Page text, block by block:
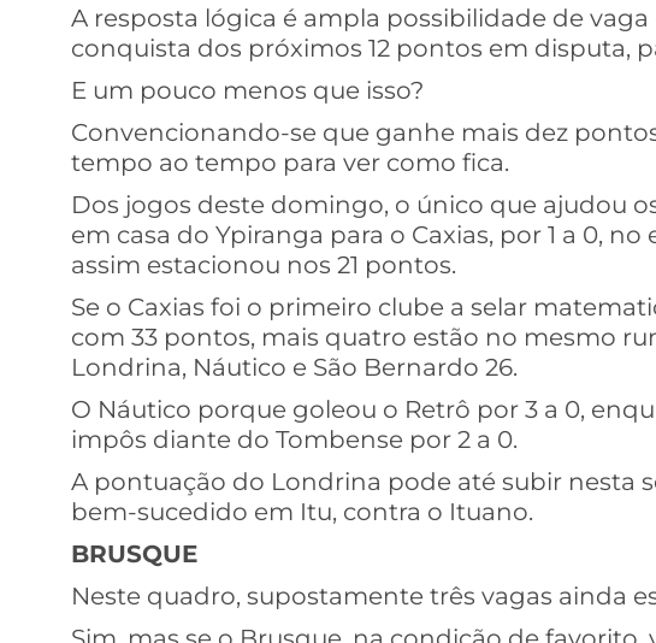
A resposta lógica é ampla possibilidade de vaga
conquista dos próximos 12 pontos em disputa,
E um pouco menos que isso?
Convencionando-se que ganhe mais dez
tempo ao tempo para ver como fica.
Dos jogos deste domingo, o único que ajudou
em casa do Ypiranga para o Caxias, por 1 a 0,
assim estacionou nos 21 pontos.
Se o Caxias foi o primeiro clube a selar
com 33 pontos, mais quatro estão no mesmo
Londrina, Náutico e São Bernardo 26.
O Náutico porque goleou o Retrô por 3 a 0,
impôs diante do Tombense por 2 a 0.
A pontuação do Londrina pode até subir nesta
bem-sucedido em Itu, contra o Ituano.
BRUSQUE
Neste quadro, supostamente três vagas ainda